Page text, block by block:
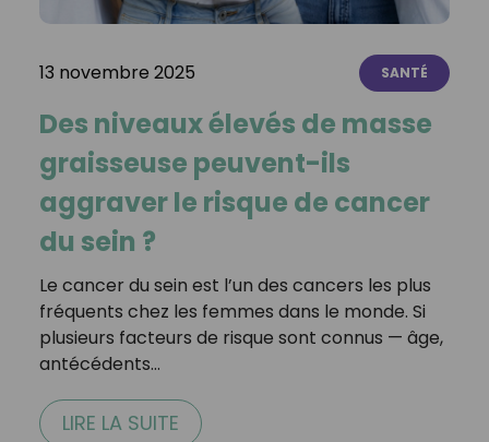
13 novembre 2025 SANTÉ
Des niveaux élevés de masse
graisseuse peuvent-ils
aggraver le risque de cancer
du sein ?
Le cancer du sein est l’un des cancers les plus
fréquents chez les femmes dans le monde. Si
plusieurs facteurs de risque sont connus — âge,
antécédents…
LIRE LA SUITE